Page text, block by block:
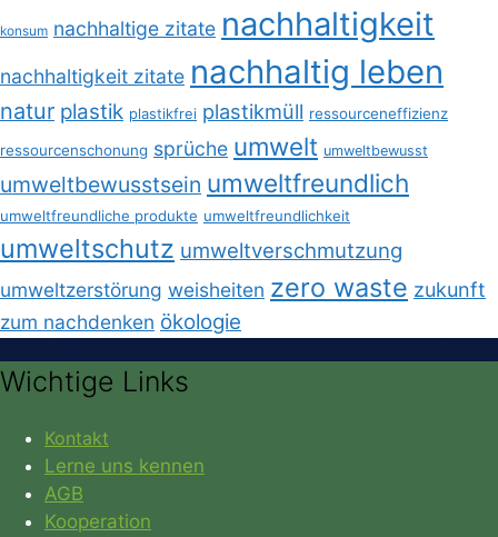
konsum nachhaltige zitate nachhaltigkeit
nachhaltigkeit zitate nachhaltig leben
natur plastik plastikfrei plastikmüll ressourceneffizienz
ressourcenschonung sprüche umwelt umweltbewusst
umweltbewusstsein umweltfreundlich
umweltfreundliche produkte umweltfreundlichkeit
umweltschutz umweltverschmutzung
umweltzerstörung weisheiten zero waste zukunft
zum nachdenken ökologie
Wichtige Links
Kontakt
Lerne uns kennen
AGB
Kooperation